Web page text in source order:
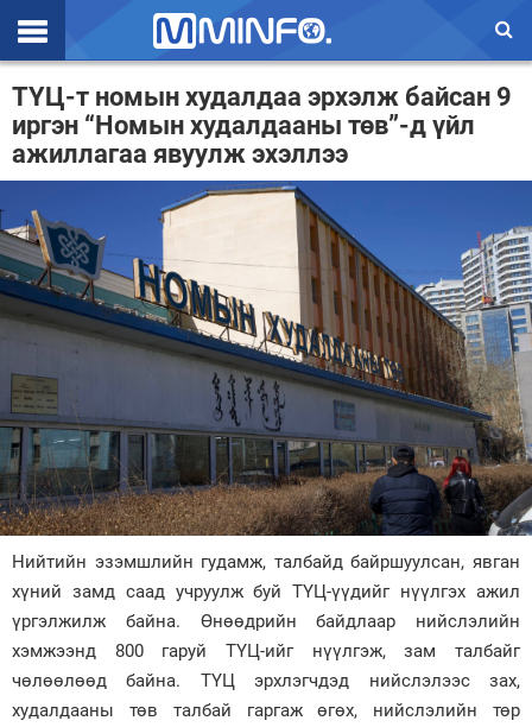
Эхлэл
Цаг агаар
Валют ханш
Улс төр
Эдийн засаг
Үзэл бодол
Спорт
Нийгэм
Дэлхий
Энтертайнмэнт
Зурхай
ТҮЦ-т номын худалдаа эрхэлж байсан 9
иргэн “Номын худалдааны төв”-д үйл
ажиллагаа явуулж эхэллээ
Нийтийн эзэмшлийн гудамж, талбайд байршуулсан, явган
хүний замд саад учруулж буй ТҮЦ-үүдийг нүүлгэх ажил
үргэлжилж байна. Өнөөдрийн байдлаар нийслэлийн
хэмжээнд 800 гаруй ТҮЦ-ийг нүүлгэж, зам талбайг
чөлөөлөөд байна. ТҮЦ эрхлэгчдэд нийслэлээс зах,
худалдааны төв талбай гаргаж өгөх, нийслэлийн төр